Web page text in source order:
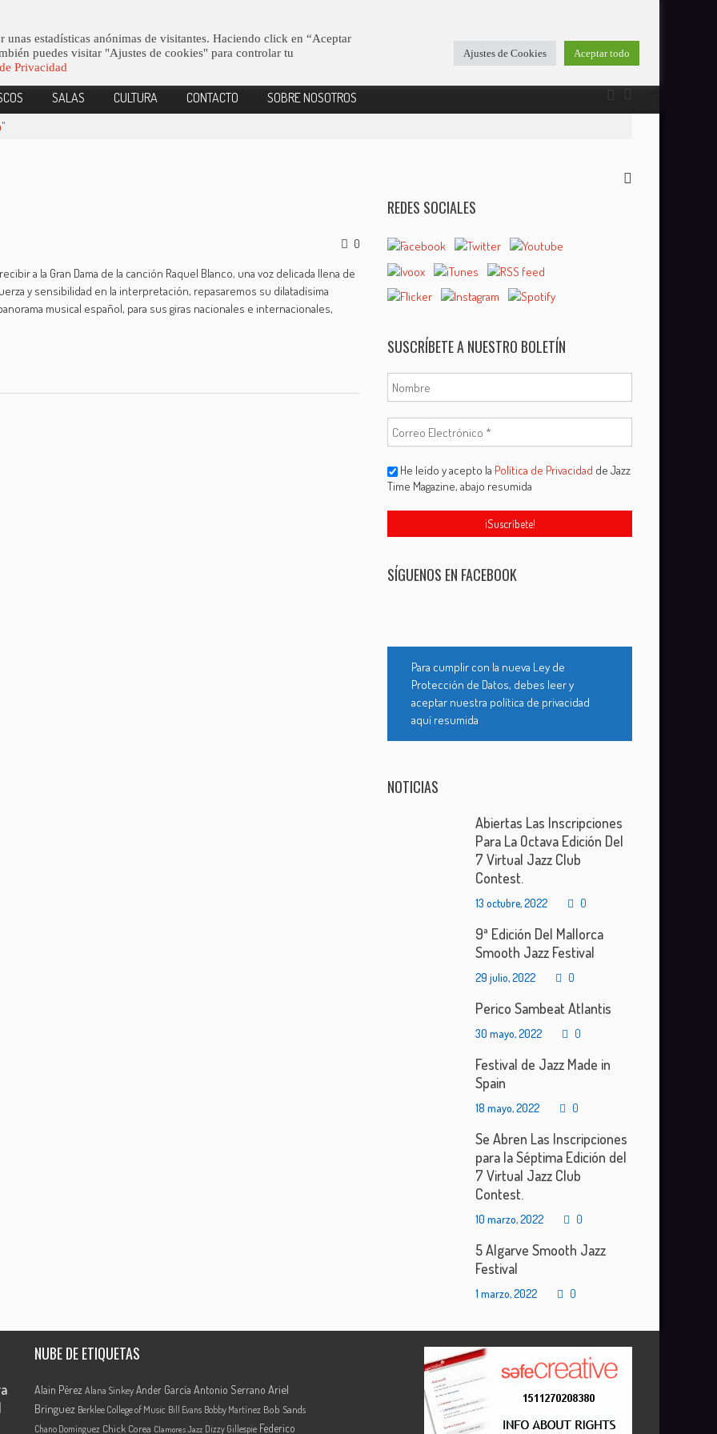
Edición Del 7 Virtual Jazz Club Contest.
SALAS CULTURA CONTACTO SOBRE NOSOTROS
0
a la Gran Dama de la canción Raquel Blanco, una voz delicada llena de
y sensibilidad en la interpretación, repasaremos su dilatadísima
musical español, para sus giras nacionales e internacionales,
REDES SOCIALES
SUSCRÍBETE A NUESTRO BOLETÍN
He leído y acepto la Política de Privacidad de Jazz
Time Magazine, abajo resumida
SÍGUENOS EN FACEBOOK
Para cumplir con la nueva Ley de
Protección de Datos, debes leer y
aceptar nuestra política de privacidad
aquí resumida
NOTICIAS
Abiertas Las Inscripciones
Para La Octava Edición Del
7 Virtual Jazz Club
Contest.
13 octubre, 2022 0
9ª Edición Del Mallorca
Smooth Jazz Festival
29 julio, 2022 0
Perico Sambeat Atlantis
30 mayo, 2022 0
Festival de Jazz Made in
Spain
18 mayo, 2022 0
Se Abren Las Inscripciones
para la Séptima Edición del
7 Virtual Jazz Club
Contest.
10 marzo, 2022 0
5 Algarve Smooth Jazz
Festival
1 marzo, 2022 0
NUBE DE ETIQUETAS
Alain Pérez Alana Sinkey Ander García Antonio Serrano Ariel
Brínguez Berklee College of Music Bill Evans Bobby Martínez Bob Sands
Chano Domínguez Chick Corea Clamores Jazz Dizzy Gillespie Federico
estadísticas anónimas de visitantes. Haciendo click en “Aceptar
puedes visitar "Ajustes de cookies" para controlar tu
Privacidad
Ajustes de Cookies Aceptar todo